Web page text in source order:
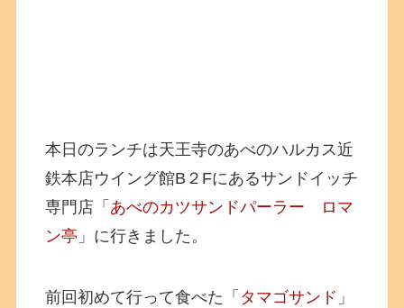
本日のランチは天王寺のあべのハルカス近
鉄本店ウイング館B２Fにあるサンドイッチ
専門店「 あべのカツサンドパーラー ロマ
ン亭 」に行きました。
前回初めて行って食べた「 タマゴサンド 」